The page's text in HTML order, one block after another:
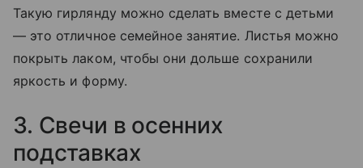
Такую гирлянду можно сделать вместе с детьми
— это отличное семейное занятие. Листья можно
покрыть лаком, чтобы они дольше сохранили
яркость и форму.
3. Свечи в осенних
подставках